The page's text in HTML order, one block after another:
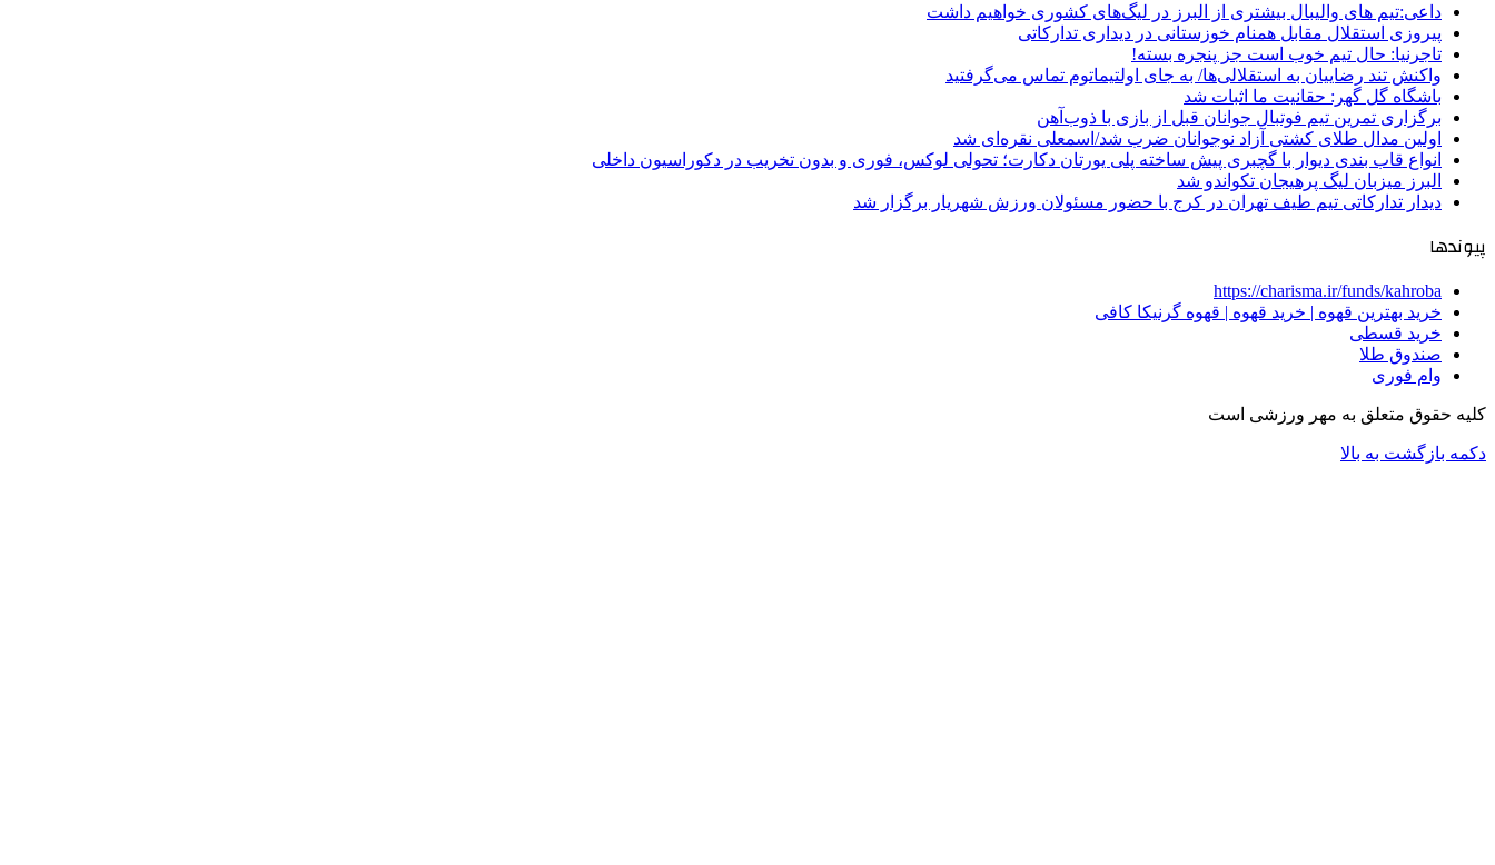
داعی:تیم های والیبال بیشتری از البرز در لیگ‌های کشوری خواهیم داشت
پیروزی استقلال مقابل همنام خوزستانی در دیداری تدارکاتی
تاجرنیا: حال تیم خوب است جز پنجره بسته!
واکنش تند رضاییان به استقلالی‌ها/ به جای اولتیماتوم تماس می‌گرفتید
باشگاه گل گهر: حقانیت ما اثبات شد
برگزاری تمرین تیم فوتبال جوانان قبل از بازی با ذوب‌آهن
اولین مدال طلای کشتی آزاد نوجوانان ضرب شد/اسمعلی نقره‌ای شد
انواع قاب بندی دیوار با گچبری پیش ساخته پلی یورتان دکارت؛ تحولی لوکس، فوری و بدون تخریب در دکوراسیون داخلی
البرز میزبان لیگ پرهیجان تکواندو شد
دیدار تدارکاتی تیم طیف تهران در کرج با حضور مسئولان ورزش شهریار برگزار شد
پیوندها
https://charisma.ir/funds/kahroba
خرید بهترین قهوه | خرید قهوه | قهوه گرنیکا کافی
خرید قسطی
صندوق طلا
وام فوری
کلیه حقوق متعلق به مهر ورزشی است
دکمه بازگشت به بالا